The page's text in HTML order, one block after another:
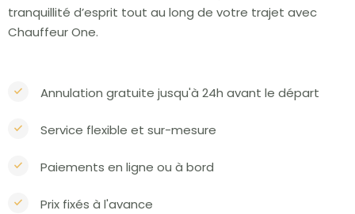
tranquillité d’esprit tout au long de votre trajet avec
Chauffeur One.
Annulation gratuite jusqu'à 24h avant le départ
Service flexible et sur-mesure
Paiements en ligne ou à bord
Prix fixés à l'avance